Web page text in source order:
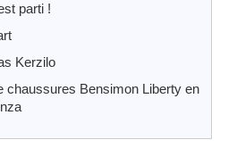
parti !
Kerzilo
chaussures Bensimon Liberty en